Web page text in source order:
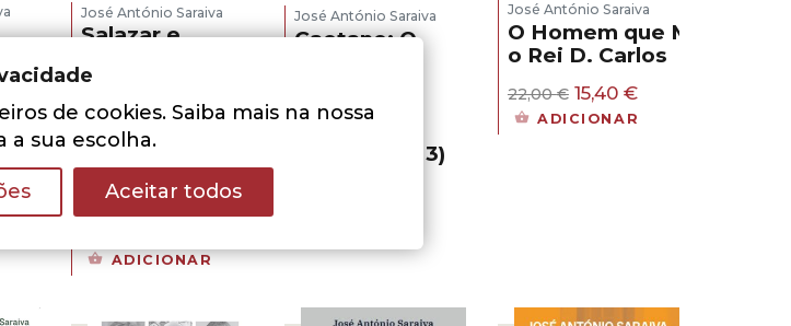
€.
José António Saraiva
Salazar e
tempo em que
ambos
acreditavam
chefiar o
governo (Livro
preço preço
ADICIONAR
José António Saraiva
Caetano: O
Obrigado a
Faces (livro 3)
José António Saraiva
O Homem que Mandou
o Rei D. Carlos
22,00€ O
preço
15,40 €O
preço
ADICIONAR
de cookies. Saiba mais na nossa
a sua escolha.
Aceitar todos